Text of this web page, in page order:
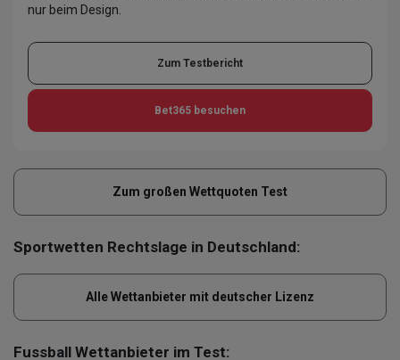
nur beim Design.
Zum Testbericht
Bet365 besuchen
Zum großen Wettquoten Test
Sportwetten Rechtslage in Deutschland:
Alle Wettanbieter mit deutscher Lizenz
Fussball Wettanbieter im Test: